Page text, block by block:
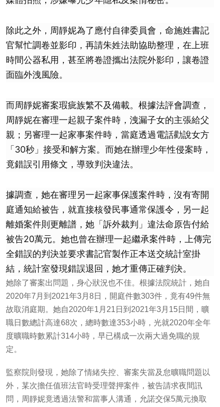
除此之外，周靜妮為了應付自律委員會，命施姓書記
官幫忙調卷並影印，再請朱姓法助協助整理，在上班
時間公器私用，甚至將卷證攜出法院外影印，讓卷證
面臨外洩風險。
而周靜妮審案瑕疵族繁不及備載。根據法評會調查，
周靜妮在審理一起親子案件時，洩漏子女的主張給父
親；另審理一起家事案件時，當庭透過電話勸說女方
「30秒」接受和解方案。而她在辦理少年性侵案時，
竟錯誤引用條文，導致判決違法。
據調查，她在審理另一起家事保護案件時，沒有寄開
庭通知給被告，就直接核發民事通常保護令，另一起
離婚案件則更離譜，她「訴外裁判」違法命原告付給
被告20萬元。她也曾在辦理一起繼承案件時，上傳完
全錯誤的判決並要求書記官製作正本送交統計室掛
結，統計室發現錯誤退回，她才重傳正確判決。
她除了審案出問題，身心狀況也不佳。根據法院統計，她自
2020年7月到2021年3月8日，開庭件數303件，竟有49件無
故取消庭期。她自2020年1月21日到2021年3月15日間，曠
職日數總計高達68次，總時數達353小時，光就2020年全年
度曠職時數累計314小時，早已構成一次兩大過免職的規
定。
監察院則發現，她除了情緒失控、審案失當及怠曠職問題以
外，某次擔任值班法官時受理聲押案件，被告請求夜間訊
問，周靜妮竟透過法警和當事人溝通，允諾交保5萬元換取